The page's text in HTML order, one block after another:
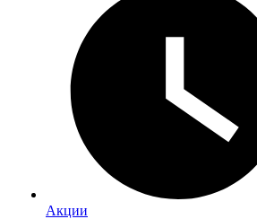
Акции